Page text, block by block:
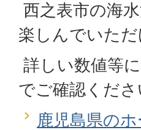
西之表市の海
楽しんでいた
詳しい数値等
でご確認くださ
鹿児島県の